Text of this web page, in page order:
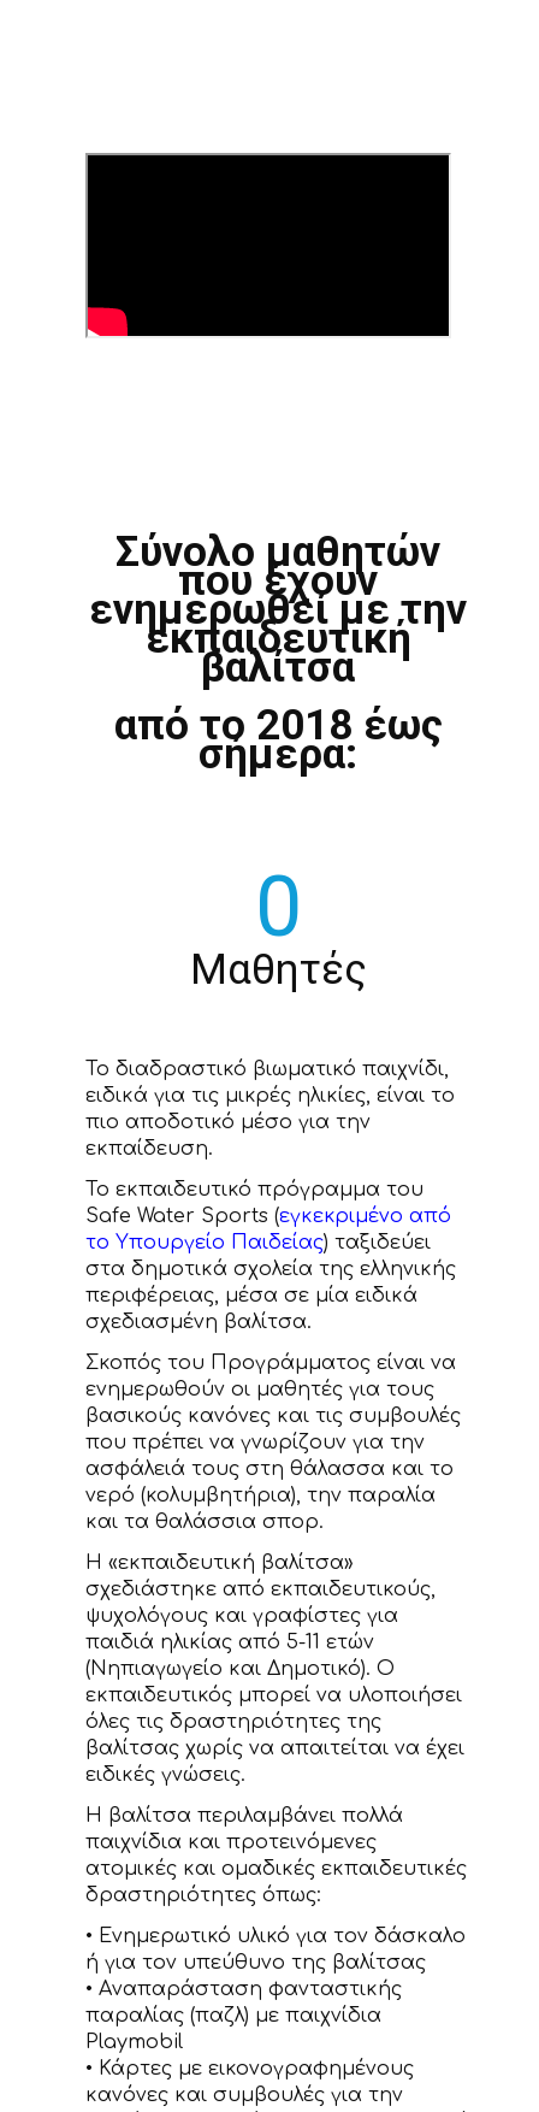
Σύνολο μαθητών
που έχουν
ενημερωθεί με την
εκπαιδευτική
βαλίτσα
από το 2018 έως
σήμερα:
0
Μαθητές
Το διαδραστικό βιωματικό παιχνίδι,
ειδικά για τις μικρές ηλικίες, είναι το
πιο αποδοτικό μέσο για την
εκπαίδευση.
Το εκπαιδευτικό πρόγραμμα του
Safe Water Sports (εγκεκριμένο από
το Υπουργείο Παιδείας) ταξιδεύει
στα δημοτικά σχολεία της ελληνικής
περιφέρειας, μέσα σε μία ειδικά
σχεδιασμένη βαλίτσα.
Σκοπός του Προγράμματος είναι να
ενημερωθούν οι μαθητές για τους
βασικούς κανόνες και τις συμβουλές
που πρέπει να γνωρίζουν για την
ασφάλειά τους στη θάλασσα και το
νερό (κολυμβητήρια), την παραλία
και τα θαλάσσια σπορ.
Η «εκπαιδευτική βαλίτσα»
σχεδιάστηκε από εκπαιδευτικούς,
ψυχολόγους και γραφίστες για
παιδιά ηλικίας από 5-11 ετών
(Νηπιαγωγείο και Δημοτικό). Ο
εκπαιδευτικός μπορεί να υλοποιήσει
όλες τις δραστηριότητες της
βαλίτσας χωρίς να απαιτείται να έχει
ειδικές γνώσεις.
Η βαλίτσα περιλαμβάνει πολλά
παιχνίδια και προτεινόμενες
ατομικές και ομαδικές εκπαιδευτικές
δραστηριότητες όπως:
• Ενημερωτικό υλικό για τον δάσκαλο
ή για τον υπεύθυνο της βαλίτσας
• Aναπαράσταση φανταστικής
παραλίας (παζλ) με παιχνίδια
Playmobil
• Κάρτες με εικονογραφημένους
κανόνες και συμβουλές για την